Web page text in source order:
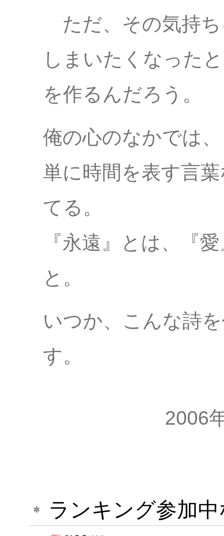
ただ、その気持ち
しまいたくなった
を作るんだろう。
俺の心のなかでは
単に時間を表す言
てる。
『永遠』とは、『
と。
いつか、こんな詩
す。
2006
ランキング参加